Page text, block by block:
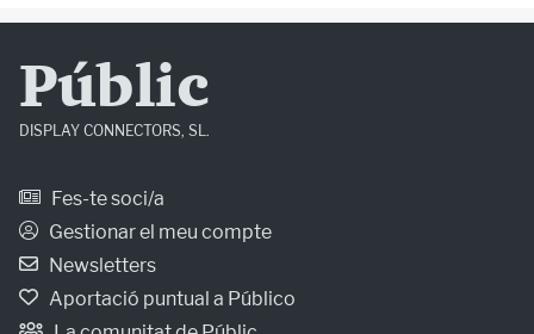
Públic
DISPLAY CONNECTORS, SL.
Fes-te soci/a
Gestionar el meu compte
Newsletters
Aportació puntual a Público